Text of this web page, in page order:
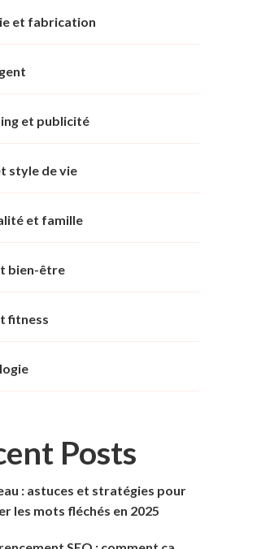
et fabrication
et publicité
style de vie
et famille
bien-être
fitness
Posts
: astuces et stratégies pour
les mots fléchés en 2025